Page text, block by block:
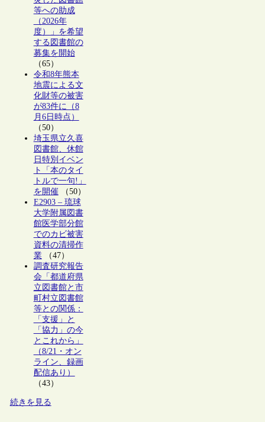
等への助成
（2026年
度）」を希望
する図書館の
募集を開始
（65）
令和8年熊本
地震による文
化財等の被害
が83件に（8
月6日時点）
（50）
埼玉県立久喜
図書館、休館
日特別イベン
ト「本のタイ
トルで一句!」
を開催（50）
E2903 – 琉球
大学附属図書
館医学部分館
でのカビ被害
資料の清掃作
業（47）
調査研究報告
会「都道府県
立図書館と市
町村立図書館
等との関係：
「支援」と
「協力」の今
とこれから」
（8/21・オン
ライン、録画
配信あり）
（43）
続きを見る